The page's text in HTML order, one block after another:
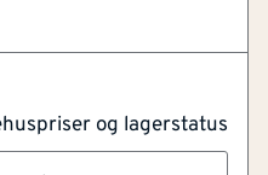
og lagerstatus
betong, tre og gips.
For de fleste